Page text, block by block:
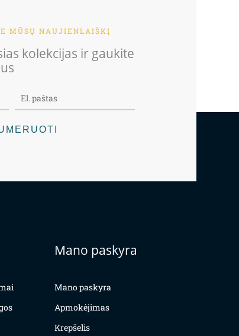
MŪSŲ NAUJIENLAIŠKĮ
kolekcijas ir gaukite
Mano paskyra
Mano paskyra
Apmokėjimas
Krepšelis